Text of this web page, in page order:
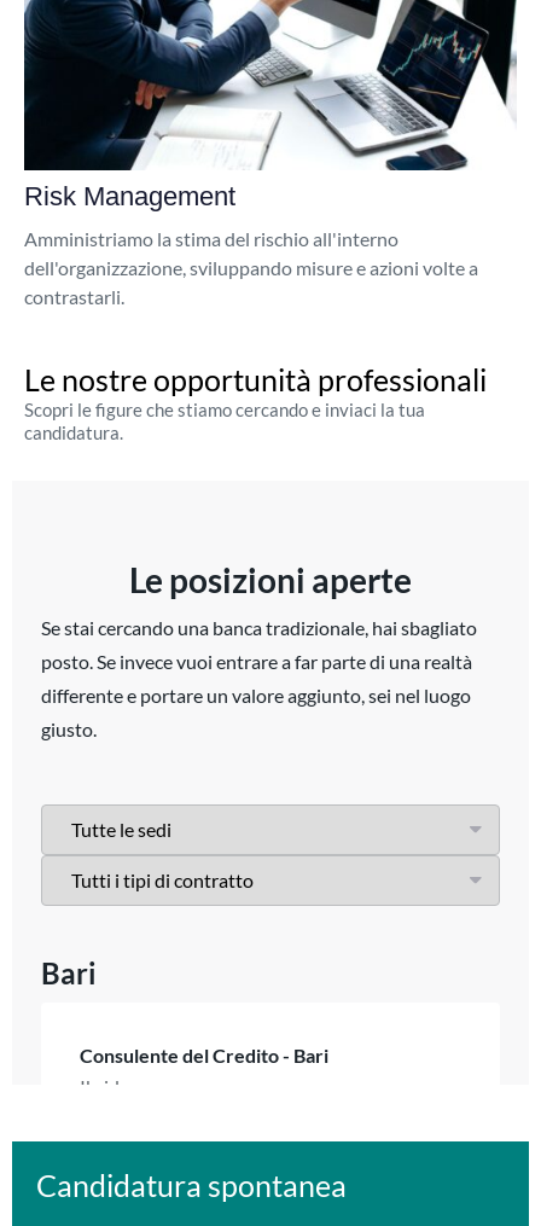
Risk Management
Amministriamo la stima del rischio all'interno
dell'organizzazione, sviluppando misure e azioni volte a
contrastarli.
Le nostre opportunità professionali
Scopri le figure che stiamo cercando e inviaci la tua
candidatura.
Candidatura spontanea